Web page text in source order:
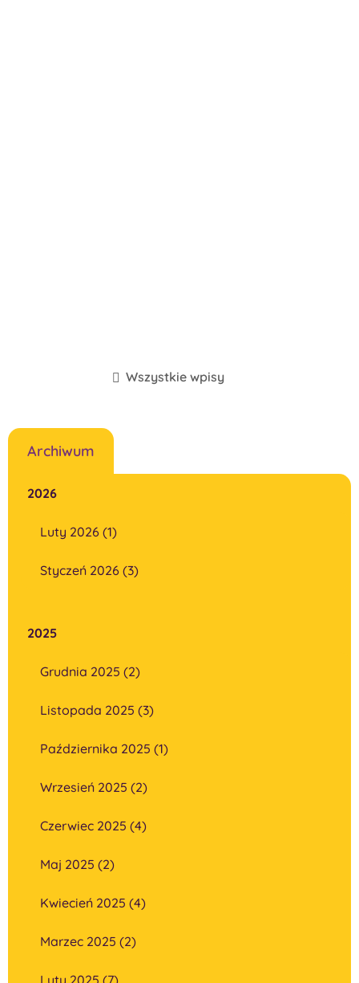
Wszystkie wpisy
Archiwum
2026
Luty 2026 (1)
Styczeń 2026 (3)
2025
Grudnia 2025 (2)
Listopada 2025 (3)
Października 2025 (1)
Wrzesień 2025 (2)
Czerwiec 2025 (4)
Maj 2025 (2)
Kwiecień 2025 (4)
Marzec 2025 (2)
Luty 2025 (7)